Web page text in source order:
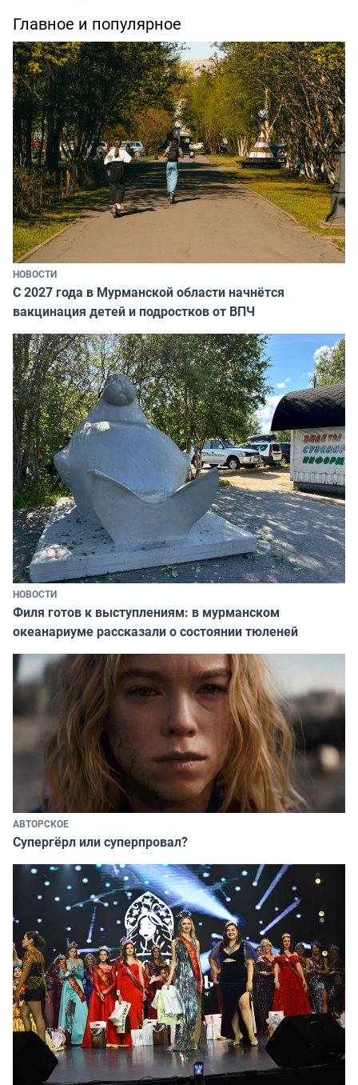
Главное и популярное
НОВОСТИ
С 2027 года в Мурманской области начнётся
вакцинация детей и подростков от ВПЧ
НОВОСТИ
Филя готов к выступлениям: в мурманском
океанариуме рассказали о состоянии тюленей
АВТОРСКОЕ
Супергёрл или суперпровал?